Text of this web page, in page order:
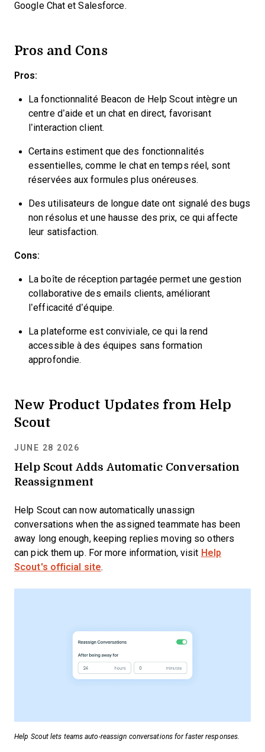
Google Chat et Salesforce.
Pros and Cons
Pros:
La fonctionnalité Beacon de Help Scout intègre un
centre d’aide et un chat en direct, favorisant
l’interaction client.
Certains estiment que des fonctionnalités
essentielles, comme le chat en temps réel, sont
réservées aux formules plus onéreuses.
Des utilisateurs de longue date ont signalé des bugs
non résolus et une hausse des prix, ce qui affecte
leur satisfaction.
Cons:
La boîte de réception partagée permet une gestion
collaborative des emails clients, améliorant
l’efficacité d’équipe.
La plateforme est conviviale, ce qui la rend
accessible à des équipes sans formation
approfondie.
New Product Updates from Help
Scout
Help Scout lets teams auto-reassign conversations for faster responses.
JUNE 28 2026
Help Scout Adds Automatic Conversation
Reassignment
Help Scout can now automatically unassign
conversations when the assigned teammate has been
away long enough, keeping replies moving so others
can pick them up. For more information, visit Help
Scout's official site.